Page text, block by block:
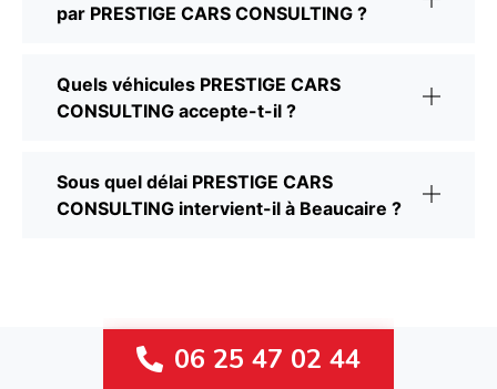
par PRESTIGE CARS CONSULTING ?
Quels véhicules PRESTIGE CARS
CONSULTING accepte-t-il ?
Sous quel délai PRESTIGE CARS
CONSULTING intervient-il à Beaucaire ?
06 25 47 02 44